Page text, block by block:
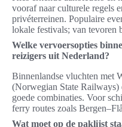
vooraf naar culturele regels
privéterreinen. Populaire
lokale festivals; van tevoren
Welke vervoersopties
reizigers uit Nederland?
Binnenlandse vluchten met
(Norwegian State
goede combinaties. Voor
ferry routes zoals
Wat moet op de paklijst